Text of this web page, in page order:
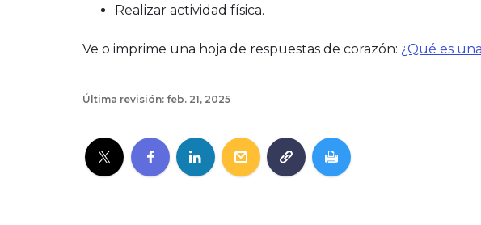
Realizar actividad física.
Ve o imprime una hoja de respuestas de corazón: ¿Qué es
Última revisión: feb. 21, 2025